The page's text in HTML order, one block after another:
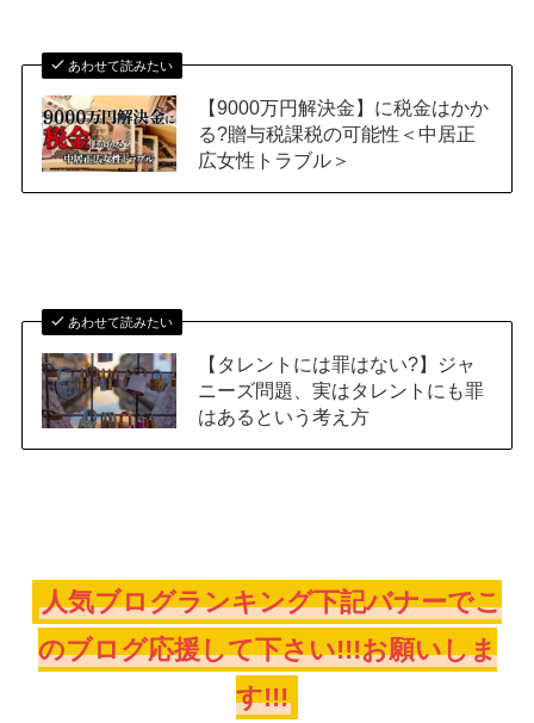
あわせて読みたい
【9000万円解決金】に税金はかか
る?贈与税課税の可能性＜中居正
広女性トラブル＞
あわせて読みたい
【タレントには罪はない?】ジャ
ニーズ問題、実はタレントにも罪
はあるという考え方
人気ブログランキング下記バナーでこ
のブログ応援して下さい!!!お願いしま
す!!!